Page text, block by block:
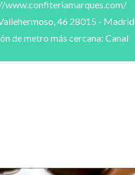
www.confiteriamarques.com/
46 28015 - Madrid
de metro más cercana: Canal